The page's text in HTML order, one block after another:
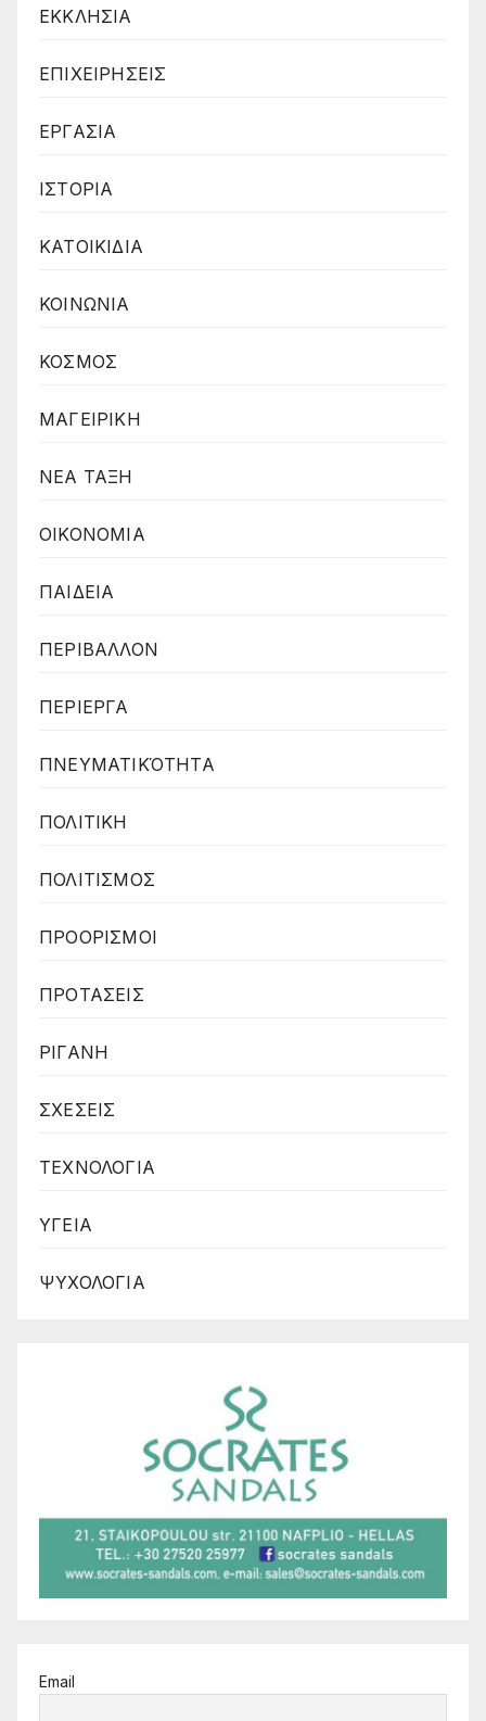
ΕΚΚΛΗΣΙΑ
ΕΠΙΧΕΙΡΗΣΕΙΣ
ΕΡΓΑΣΙΑ
ΙΣΤΟΡΙΑ
ΚΑΤΟΙΚΙΔΙΑ
ΚΟΙΝΩΝΙΑ
ΚΟΣΜΟΣ
ΜΑΓΕΙΡΙΚΗ
ΝΕΑ ΤΑΞΗ
ΟΙΚΟΝΟΜΙΑ
ΠΑΙΔΕΙΑ
ΠΕΡΙΒΑΛΛΟΝ
ΠΕΡΙΕΡΓΑ
ΠΝΕΥΜΑΤΙΚΌΤΗΤΑ
ΠΟΛΙΤΙΚΗ
ΠΟΛΙΤΙΣΜΟΣ
ΠΡΟΟΡΙΣΜΟΙ
ΠΡΟΤΑΣΕΙΣ
ΡΙΓΑΝΗ
ΣΧΕΣΕΙΣ
ΤΕΧΝΟΛΟΓΙΑ
ΥΓΕΙΑ
ΨΥΧΟΛΟΓΙΑ
Email